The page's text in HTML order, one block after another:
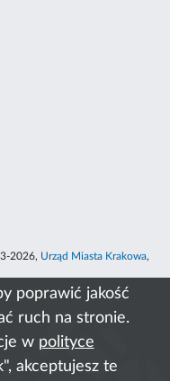
poprawić jakość
ruch na stronie.
w polityce
akceptujesz te
2026, Urząd Miasta Krakowa,